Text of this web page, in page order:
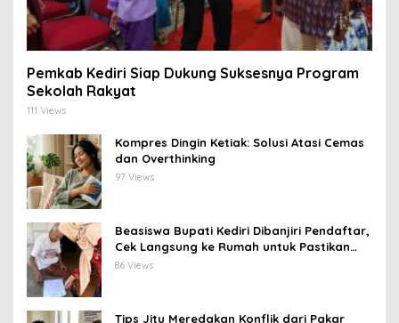
Pemkab Kediri Siap Dukung Suksesnya Program
Sekolah Rakyat
111 Views
Kompres Dingin Ketiak: Solusi Atasi Cemas
dan Overthinking
97 Views
Beasiswa Bupati Kediri Dibanjiri Pendaftar,
Cek Langsung ke Rumah untuk Pastikan
Tepat Sasaran
86 Views
Tips Jitu Meredakan Konflik dari Pakar